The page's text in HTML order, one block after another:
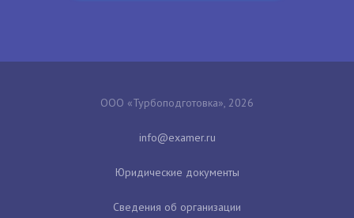
ООО «Турбоподготовка», 2026
Юридические документы
Сведения об организации